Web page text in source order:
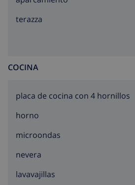
terazza
COCINA
placa de cocina con 4 hornillos
horno
microondas
nevera
lavavajillas